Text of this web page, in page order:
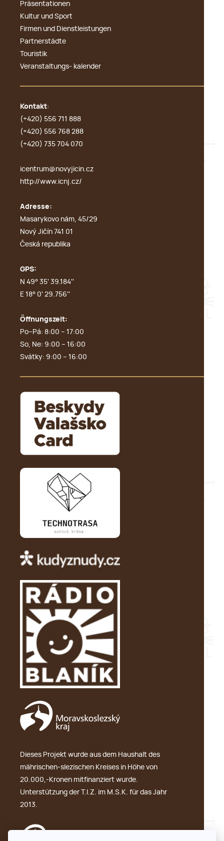
Präsentationen
Kultur und Sport
Firmen und Dienstleistungen
Partnerstädte
Touristik
Veranstaltungs- kalender
Kontakt:
(+420) 556 711 888
(+420) 556 768 288
(+420) 735 704 070
icentrum@novyjicin.cz
http://www.icnj.cz/
Adresse:
Masarykovo nám, 45/29
Nový Jičín 741 01
Česká republika
GPS:
N 49° 35' 39.184''
E 18° 0' 29.756''
Öffnungszeit:
Po–Pá: 8:00 – 17:00
So, Ne: 9:00 – 16:00
Svátky: 9:00 – 16:00
Dieses Projekt wurde aus dem Haushalt des
mährischen-slezischen Kreises in Höhe von
20.000,-Kronen mitfinanziert wurde.
Unterstützung der T.I.Z. im M.S.K. für das Jahr
2013.